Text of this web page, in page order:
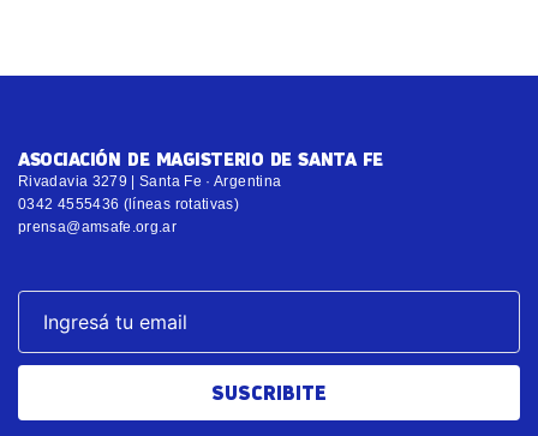
ASOCIACIÓN DE MAGISTERIO DE SANTA FE
Rivadavia 3279 | Santa Fe · Argentina
0342 4555436 (líneas rotativas)
prensa@amsafe.org.ar
SUSCRIBITE